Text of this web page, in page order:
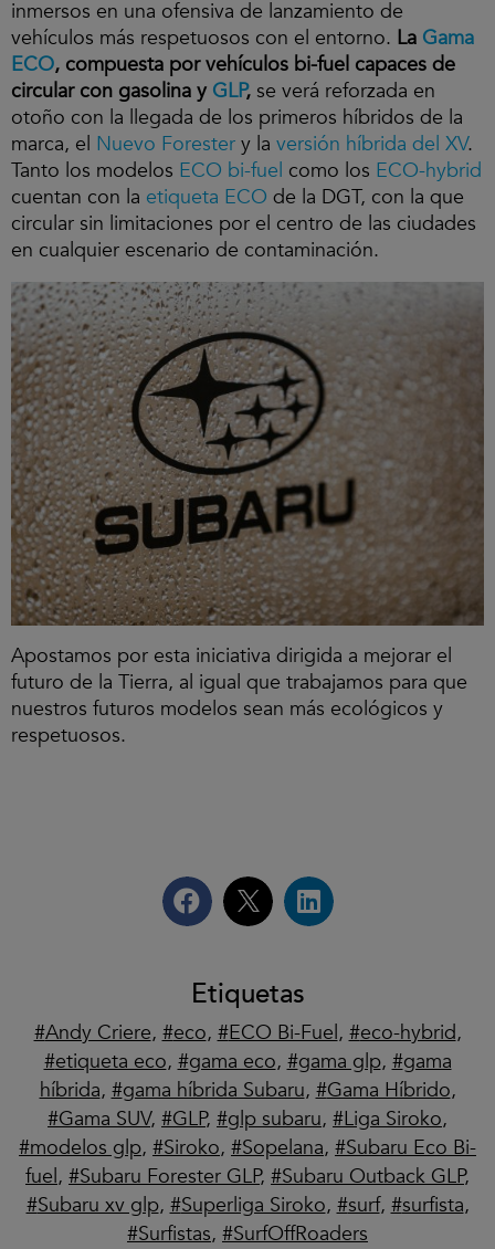
inmersos en una ofensiva de lanzamiento de
vehículos más respetuosos con el entorno. La Gama
ECO, compuesta por vehículos bi-fuel capaces de
circular con gasolina y GLP, se verá reforzada en
otoño con la llegada de los primeros híbridos de la
marca, el Nuevo Forester y la versión híbrida del XV.
Tanto los modelos ECO bi-fuel como los ECO-hybrid
cuentan con la etiqueta ECO de la DGT, con la que
circular sin limitaciones por el centro de las ciudades
en cualquier escenario de contaminación.
Apostamos por esta iniciativa dirigida a mejorar el
futuro de la Tierra, al igual que trabajamos para que
nuestros futuros modelos sean más ecológicos y
respetuosos.
Etiquetas
Andy Criere, eco, ECO Bi-Fuel, eco-hybrid,
etiqueta eco, gama eco, gama glp,
gama
híbrida, gama híbrida Subaru, Gama Híbrido,
Gama SUV, GLP, glp subaru, Liga Siroko,
modelos glp, Siroko, Sopelana,
Subaru Eco Bi-
fuel, Subaru Forester GLP, Subaru Outback GLP,
Subaru xv glp, Superliga Siroko, surf, surfista,
Surfistas, SurfOffRoaders